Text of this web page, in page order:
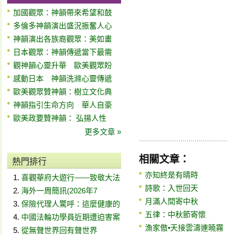
加國觀眾：神韻帶來希望和鼓
多倫多神韻演出盛況振奮人心
神韻演出各族裔觀眾：美如畫
日本觀眾：神韻傳遞當下最需
觀神韻心靈升華 歐美觀眾盼
感動日本 神韻洗滌心靈傳遞
歐美觀眾贊神韻：樹立文化典
神韻指引生命方向 華人自豪
歐美政要贊神韻： 弘揚人性
更多文章 »
熱門排行
喜觀華府大遊行——致敬大法
海外一周簡訊(2026年7
保險代理人驚呼：這麼健康的
中國法輪功學員近期遭迫害案
從無聲世界回有聲世界
相關文章：
亦知終是有晴時
詩歌：入世回天
月滿人間寄中秋
五律：中秋節寄懷
漁家傲•天接雲濤連曉霧